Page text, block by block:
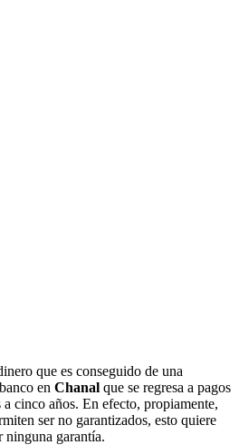
que es conseguido de una
en Chanal que se regresa a pagos
cinco años. En efecto, propiamente,
ser no garantizados, esto quiere
ninguna garantía.